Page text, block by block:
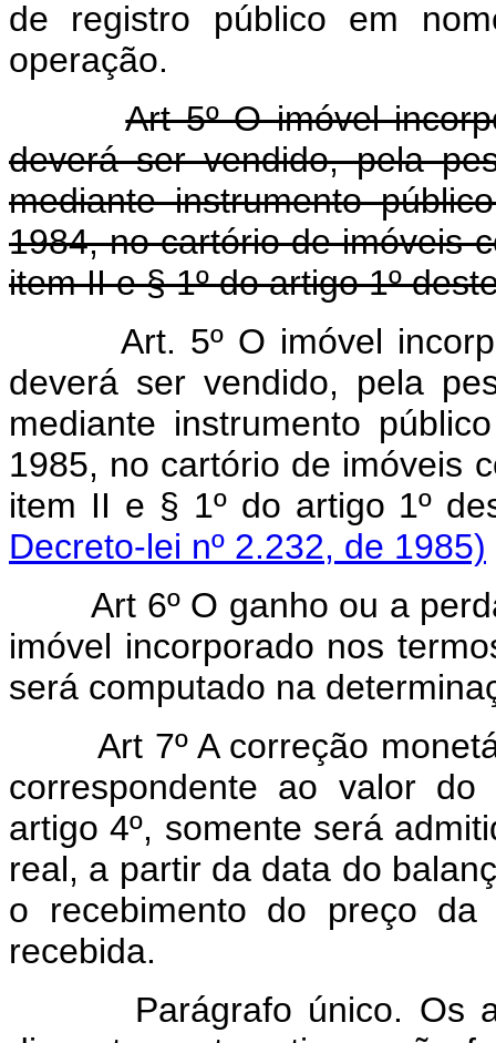
de registro público em
operação.
Art 5º O imóvel
deverá ser vendido, pela
mediante instrumento
1984, no cartório de imóveis
item II e § 1º do artigo 1º
Art. 5º O imóvel
deverá ser vendido, pela
mediante instrumento
1985, no cartório de imóveis
item II e § 1º do artigo 1º
Decreto-lei nº 2.232, de 1985)
Art 6º O ganho ou a
imóvel incorporado nos
será computado na
Art 7º A correção
correspondente ao valor
artigo 4º, somente será
real, a partir da data do
o recebimento do preço
recebida.
Parágrafo único. Os